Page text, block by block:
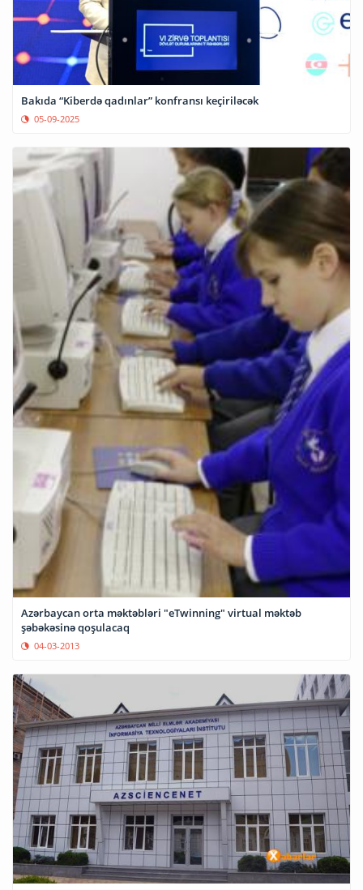
Bakıda “Kiberdə qadınlar” konfransı keçiriləcək
05-09-2025
Azərbaycan orta məktəbləri "eTwinning" virtual məktəb
şəbəkəsinə qoşulacaq
04-03-2013